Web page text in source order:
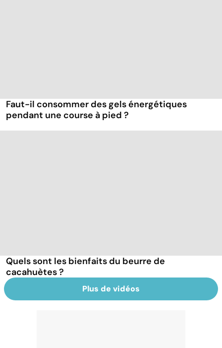
Faut-il consommer des gels énergétiques
pendant une course à pied ?
Quels sont les bienfaits du beurre de
cacahuètes ?
Plus de vidéos